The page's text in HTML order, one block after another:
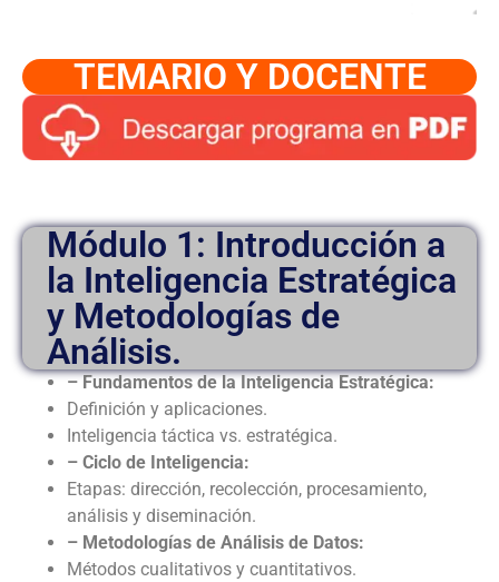
TEMARIO Y DOCENTE
Módulo 1: Introducción a
la Inteligencia Estratégica
y Metodologías de
Análisis.
– Fundamentos de la Inteligencia Estratégica:
Definición y aplicaciones.
Inteligencia táctica vs. estratégica.
– Ciclo de Inteligencia:
Etapas: dirección, recolección, procesamiento,
análisis y diseminación.
– Metodologías de Análisis de Datos:
Métodos cualitativos y cuantitativos.